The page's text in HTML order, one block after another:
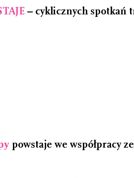
– cyklicznych spotkań
powstaje we współpracy ze